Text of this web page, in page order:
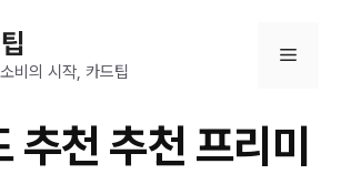
비의 시작, 카드팁
메
뉴
추천 추천 프리미